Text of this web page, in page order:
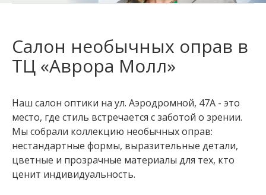
Салон необычных оправ в
ТЦ «Аврора Молл»
Наш салон оптики на ул. Аэродромной, 47А - это
место, где стиль встречается с заботой о зрении.
Мы собрали коллекцию необычных оправ:
нестандартные формы, выразительные детали,
цветные и прозрачные материалы для тех, кто
ценит индивидуальность.